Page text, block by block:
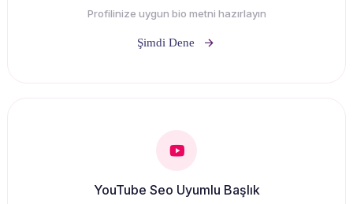
Profilinize uygun bio metni hazırlayın
Şimdi Dene
YouTube Seo Uyumlu Başlık